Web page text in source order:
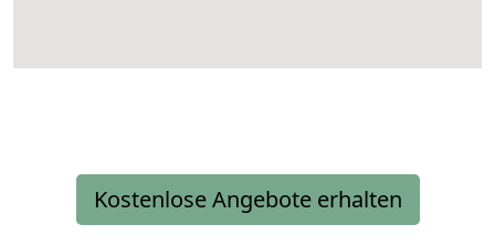
Kostenlose Angebote erhalten